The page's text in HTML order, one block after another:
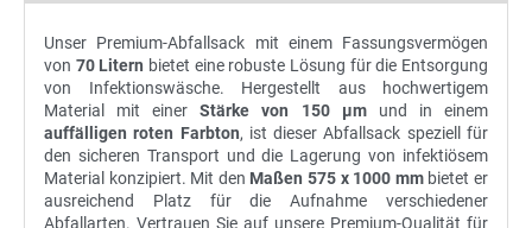
Unser Premium-Abfallsack mit einem Fassungsvermögen
von 70 Litern bietet eine robuste Lösung für die Entsorgung
von Infektionswäsche. Hergestellt aus hochwertigem
Material mit einer Stärke von 150 µmund in einem
auffälligen roten Farbton, ist dieser Abfallsack speziell für
den sicheren Transport und die Lagerung von infektiösem
Material konzipiert. Mit den Maßen 575 x 1000 mmbietet er
ausreichend Platz für die Aufnahme verschiedener
Abfallarten. Vertrauen Sie auf unsere Premium-Qualität für